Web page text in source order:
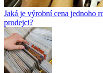
Jaká je výrobní cena jednoho
prodejci?